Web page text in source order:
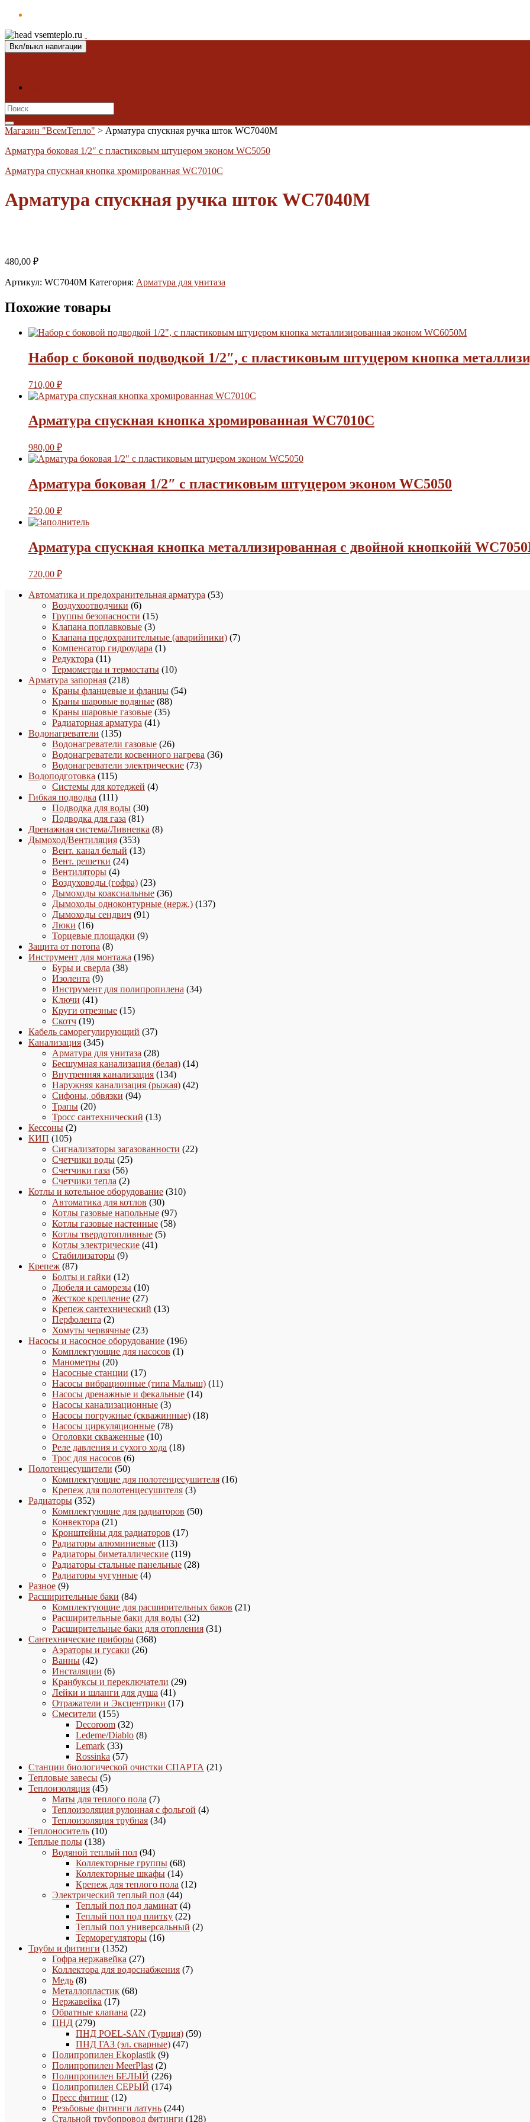
Вкл/выкл навигации
Search
for:
Магазин "ВсемТепло" > Арматура спускная ручка шток WC7040M
Арматура боковая 1/2″ с пластиковым штуцером эконом WC5050
Арматура спускная кнопка хромированная WC7010C
Арматура спускная ручка шток WC7040M
480,00 ₽
Артикул: WC7040M Категория: Арматура для унитаза
Похожие товары
Набор с боковой подводкой 1/2″, с пластиковым штуцером кнопка
710,00 ₽
Арматура спускная кнопка хромированная WC7010C
980,00 ₽
Арматура боковая 1/2″ с пластиковым штуцером эконом WC5050
250,00 ₽
Арматура спускная кнопка металлизированная с двойной кнопкойй
720,00 ₽
Автоматика и предохранительная арматура 5353
Воздухоотводчики 66
товаров
Группы безопасности 1515
товаров
Клапана поплавковые 33
товара
Клапана предохранительные (аварийники) 77
Компенсатор гидроудара 11
Редуктора 1111
товаров
Термометры и термостаты 1010
Арматура запорная 218218
товаров
Краны фланцевые и фланцы 5454
Краны шаровые водяные 8888
товаров
Краны шаровые газовые 3535
Радиаторная арматура 4141
Водонагреватели 135135
товаров
Водонагреватели газовые 2626
товаров
Водонагреватели косвенного нагрева 3636
Водонагреватели электрические 7373
Водоподготовка 115115
товаров
Системы для котеджей 44
Гибкая подводка 111111
товаров
Подводка для воды 3030
Подводка для газа 8181
товар
Дренажная система/Ливневка 88
Дымоход/Вентиляция 353353
товара
Вент. канал белый 1313
Вент. решетки 2424
Вентиляторы 44
товара
Воздуховоды (гофра) 2323
товара
Дымоходы коаксиальные 3636
товаров
Дымоходы одноконтурные (нерж.) 137137
Дымоходы сендвич 9191
Люки 1616
товаров
Торцевые площадки 99
Защита от потопа 88
товаров
Инструмент для монтажа 196196
Буры и сверла 3838
Изолента 99
товаров
Инструмент для полипропилена 3434
Ключи 4141
товар
Круги отрезные 1515
Скотч 1919
товаров
Кабель саморегулирующий 3737
Канализация 345345
товаров
Арматура для унитаза 2828
товаров
Бесшумная канализация (белая) 1414
Внутренняя канализация 134134
товара
Наружняя канализация (рыжая) 4242
Сифоны, обвязки 9494
Трапы 2020
товаров
Тросс сантехнический 1313
Кессоны 22
КИП 105105
товаров
Сигнализаторы загазованности 2222
Счетчики воды 2525
Счетчики газа 5656
товаров
Счетчики тепла 22
товара
Котлы и котельное оборудование 310310
Автоматика для котлов 3030
товаров
Котлы газовые напольные 9797
товаров
Котлы газовые настенные 5858
Котлы твердотопливные 55
Котлы электрические 4141
Стабилизаторы 99
Крепеж 8787
товаров
Болты и гайки 1212
товаров
Дюбеля и саморезы 1010
товаров
Жесткое крепление 2727
товаров
Крепеж сантехнический 1313
Перфолента 22
товара
Хомуты червячные 2323
товара
Насосы и насосное оборудование 196196
Комплектующие для насосов 11
Манометры 2020
товаров
Насосные станции 1717
товаров
Насосы вибрационные (типа Малыш) 1111
Насосы дренажные и фекальные 1414
Насосы канализационные 33
товара
Насосы погружные (скважинные) 1818
Насосы циркуляционные 7878
Оголовки скваженные 1010
товаров
Реле давления и сухого хода 1818
Трос для насосов 66
Полотенцесушители 5050
товаров
Комплектующие для полотенцесушителя 1616
Крепеж для полотенцесушителя 33
Радиаторы 352352
товара
Комплектующие для радиаторов 5050
Конвектора 2121
товар
Кронштейны для радиаторов 1717
Радиаторы алюминиевые 113113
товаров
Радиаторы биметаллические 119119
товаров
Радиаторы стальные панельные 2828
Радиаторы чугунные 44
Разное 99
товаров
Расширительные баки 8484
товара
Комплектующие для расширительных баков 2121
Расширительные баки для воды 3232
товара
Расширительные баки для отопления 3131
Сантехнические приборы 368368
Аэраторы и гусаки 2626
Ванны 4242
товара
Инсталяции 66
товаров
Кранбуксы и переключатели 2929
Лейки и шланги для душа 4141
товар
Отражатели и Эксцентрики 1717
Смесители 155155
товаров
Decoroom 3232
товара
Ledeme/Diablo 88
Lemark 3333
товара
Rossinka 5757
товаров
Станции биологической очистки СПАРТА 2121
Тепловые завесы 55
товаров
Теплоизоляция 4545
товаров
Маты для теплого пола 77
товаров
Теплоизоляция рулонная с фольгой 44
Теплоизоляция трубная 3434
Теплоноситель 1010
товаров
Теплые полы 138138
товаров
Водяной теплый пол 9494
товара
Коллекторные группы 6868
товаров
Коллекторные шкафы 1414
товаров
Крепеж для теплого пола 1212
Электрический теплый пол 4444
товара
Теплый пол под ламинат 44
товара
Теплый пол под плитку 2222
товара
Теплый пол универсальный 22
Терморегуляторы 1616
Трубы и фитинги 13521352
товара
Гофра нержавейка 2727
товаров
Коллектора для водоснабжения 77
Медь 88
товаров
Металлопластик 6868
Нержавейка 1717
товаров
Обратные клапана 2222
ПНД 279279
товаров
ПНД POEL-SAN (Турция) 5959
ПНД ГАЗ (эл. сварные) 4747
Полипропилен Ekoplastik 99
товаров
Полипропилен MeerPlast 22
товара
Полипропилен БЕЛЫЙ 226226
товаров
Полипропилен СЕРЫЙ 174174
Пресс фитинг 1212
товаров
Резьбовые фитинги латунь 244244
товара
Стальной трубопровод фитинги 128128